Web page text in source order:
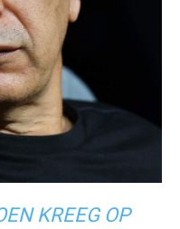
KREEG OP